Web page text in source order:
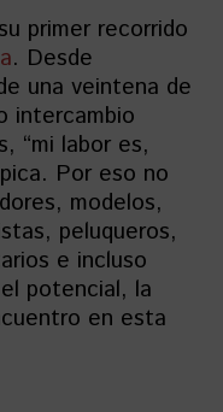
primer recorrido
. Desde
una veintena de
intercambio
“mi labor es,
Por eso no
modelos,
peluqueros,
e incluso
potencial, la
en esta